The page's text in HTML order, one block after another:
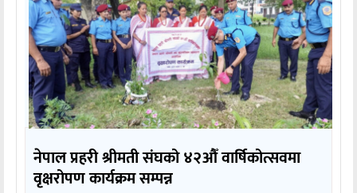
नेपाल प्रहरी श्रीमती संघको ४२औँ वार्षिकोत्सवमा
वृक्षरोपण कार्यक्रम सम्पन्न